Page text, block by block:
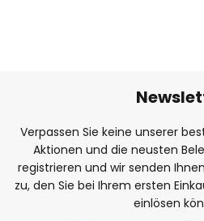
Verpassen Sie keine unserer
Aktionen und die neusten
registrieren und wir senden
zu, den Sie bei Ihrem ersten
einlösen